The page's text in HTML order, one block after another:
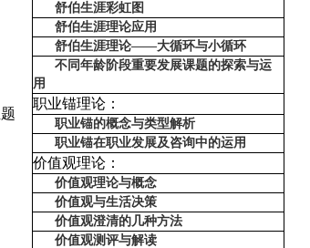
舒伯生涯彩虹图
舒伯生涯理论应用
舒伯生涯理论——大循环与小循环
不同年龄阶段重要发展课题的探索与运
用
职业锚理论：
职业锚的概念与类型解析
职业锚在职业发展及咨询中的运用
价值观理论：
价值观理论与概念
价值观与生活决策
价值观澄清的几种方法
价值观测评与解读